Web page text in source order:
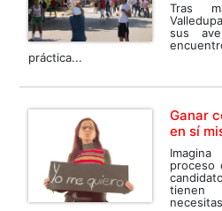
Tras
sus
práctica...
Ganar
en sí
proceso